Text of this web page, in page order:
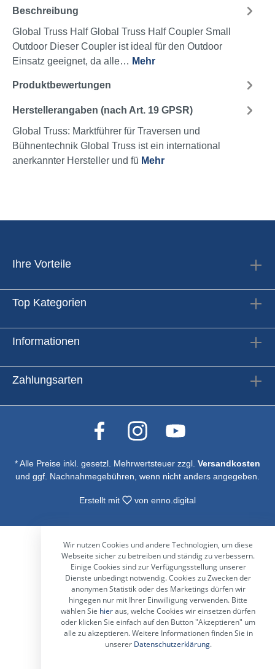
Beschreibung
Global Truss Half Global Truss Half Coupler Small
Outdoor Dieser Coupler ist ideal für den Outdoor
Einsatz geeignet, da alle… Mehr
Produktbewertungen
Herstellerangaben (nach Art. 19 GPSR)
Global Truss: Marktführer für Traversen und
Bühnentechnik Global Truss ist ein international
anerkannter Hersteller und fü Mehr
Ihre Vorteile
Top Kategorien
Informationen
Zahlungsarten
* Alle Preise inkl. gesetzl. Mehrwertsteuer zzgl. Versandkosten
und ggf. Nachnahmegebühren, wenn nicht anders angegeben.
Erstellt mit vonenno.digital
Wir nutzen Cookies und andere Technologien, um diese
Webseite sicher zu betreiben und ständig zu verbessern.
Einige Cookies sind zur Verfügungsstellung unserer
Dienste unbedingt notwendig. Cookies zu Zwecken der
anonymen Statistik oder des Marketings dürfen wir
hingegen nur mit Ihrer Einwilligung verwenden. Bitte
wählen Sie hieraus, welche Cookies wir einsetzen dürfen
oder klicken Sie einfach auf den Button "Akzeptieren" um
alle zu akzeptieren. Weitere Informationen finden Sie in
unserer Datenschutzerklärung.